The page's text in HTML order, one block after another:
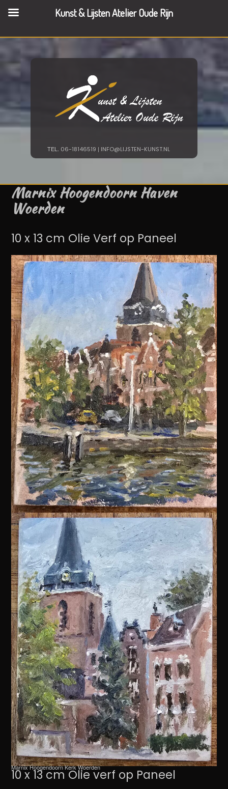
INFO@LIJSTEN-
KUNST.NL
TEL. 06-18146519 | INFO@LIJSTEN-KUNST.NL
Marnix Hoogendoorn Haven
Woerden
10 x 13 cm Olie Verf op Paneel
Marnix Hoogendoorn Kerk Woerden
10 x 13 cm Olie verf op Paneel
Kunst & Lijsten Atelier Oude Rijn